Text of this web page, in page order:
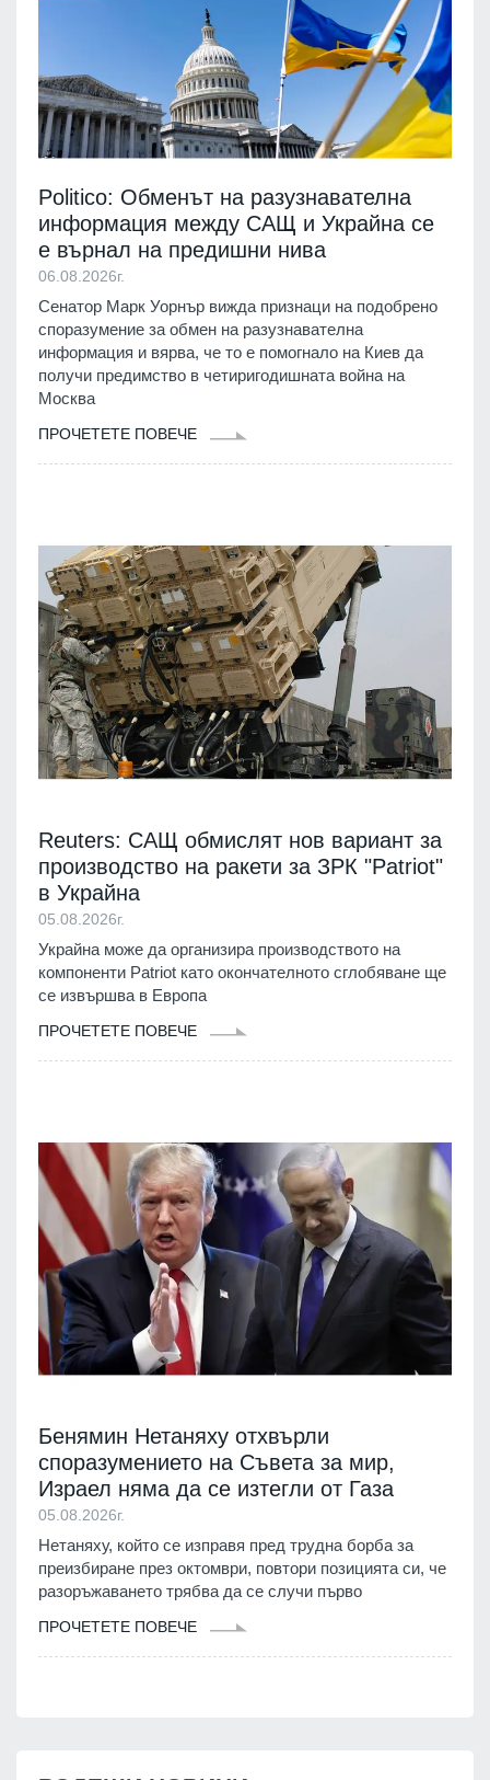
Politico: Обменът на разузнавателна
информация между САЩ и Украйна се
е върнал на предишни нива
06.08.2026г.
Сенатор Марк Уорнър вижда признаци на подобрено
споразумение за обмен на разузнавателна
информация и вярва, че то е помогнало на Киев да
получи предимство в четиригодишната война на
Москва
ПРОЧЕТЕТЕ ПОВЕЧЕ
Reuters: САЩ обмислят нов вариант за
производство на ракети за ЗРК "Patriot"
в Украйна
05.08.2026г.
Украйна може да организира производството на
компоненти Patriot като окончателното сглобяване ще
се извършва в Европа
ПРОЧЕТЕТЕ ПОВЕЧЕ
Бенямин Нетаняху отхвърли
споразумението на Съвета за мир,
Израел няма да се изтегли от Газа
05.08.2026г.
Нетаняху, който се изправя пред трудна борба за
преизбиране през октомври, повтори позицията си, че
разоръжаването трябва да се случи първо
ПРОЧЕТЕТЕ ПОВЕЧЕ